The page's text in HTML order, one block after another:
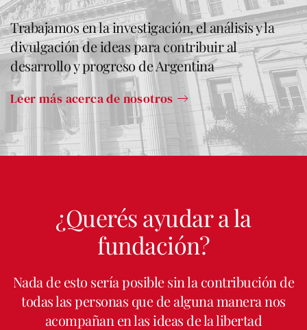
Trabajamos en la investigación, el análisis y la
divulgación de ideas para contribuir al
desarrollo y progreso de Argentina
Leer más acerca de nosotros
¿Querés ayudar a la
fundación?
Nada de esto sería posible sin la contribución de
todas las personas que de alguna manera nos
acompañan en las ideas de la libertad